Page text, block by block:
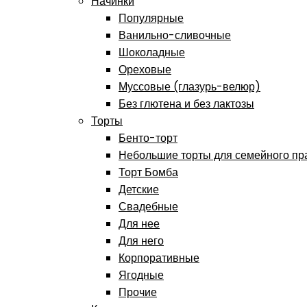
Популярные
Ванильно-сливочные
Шоколадные
Ореховые
Муссовые (глазурь-велюр)
Без глютена и без лактозы
Торты
Бенто-торт
Небольшие торты для семейного
Торт Бомба
Детские
Свадебные
Для нее
Для него
Корпоративные
Ягодные
Прочие